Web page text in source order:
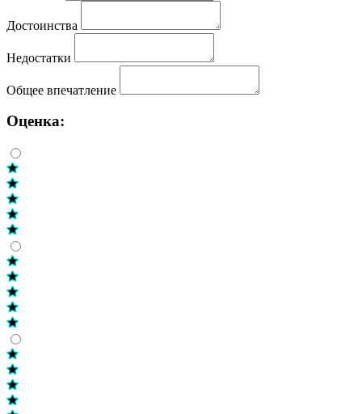
Достоинства
Недостатки
Общее впечатление
Оценка: